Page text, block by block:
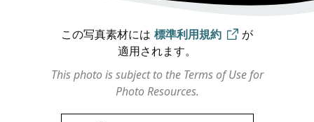
この写真素材には 標準利用規約
が
適用されます。
This photo is subject to the Terms of Use for
Photo Resources.